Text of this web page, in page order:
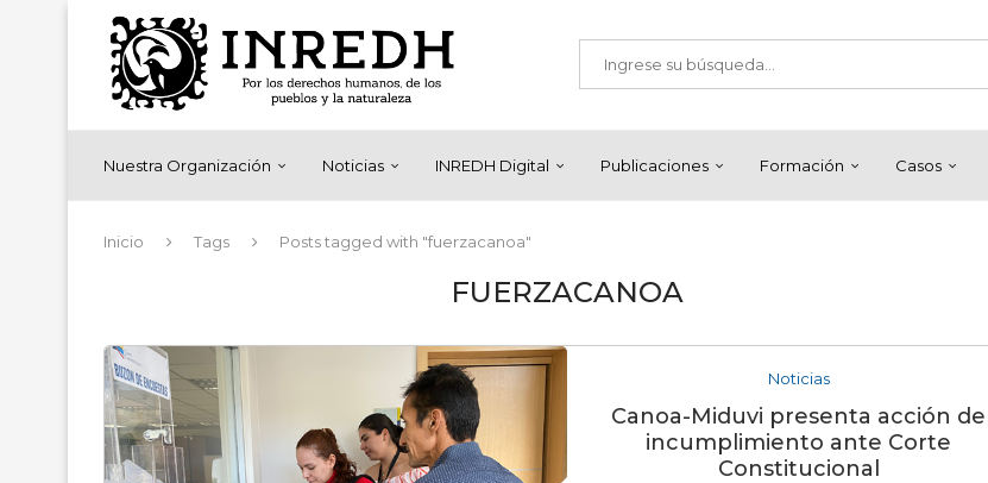
Nuestra Organización Noticias INREDH Digital Publicaciones Formación Casos
Inicio Tags Posts tagged with "fuerzacanoa"
FUERZACANOA
Noticias
Canoa-Miduvi presenta acción de
incumplimiento ante Corte
Constitucional